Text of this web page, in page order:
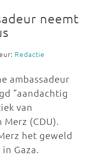
neemt
Redactie
ambassadeur
“aandachtig
van
(CDU).
het geweld
Gaza.